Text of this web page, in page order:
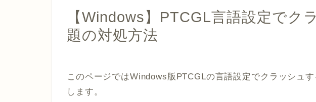
【Windows】PTCGL言語設定でク
題の対処方法
このページではWindows版PTCGLの言語設定でクラッシュ
します。